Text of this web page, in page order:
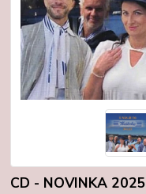
CD - NOVINKA 2025